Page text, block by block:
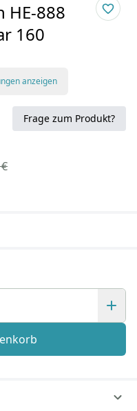
HE-888
160
anzeigen
Frage zum Produkt?